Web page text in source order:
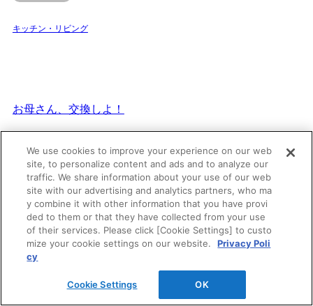
キッチン・リビング
お母さん、交換しよ！
その他
キッチン・リビング
「住み慣れた家」から「住み続けたい」家に。Long life i
s beautiful.
We use cookies to improve your experience on our web
site, to personalize content and ads and to analyze our
traffic. We share information about your use of our web
site with our advertising and analytics partners, who ma
y combine it with other information that you have provi
ded to them or that they have collected from your use
of their services. Please click [Cookie Settings] to custo
mize your cookie settings on our website.
Privacy Poli
cy
Cookie Settings OK